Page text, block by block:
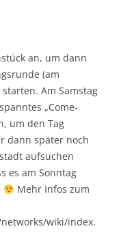
an, um dann
(am
Am Samstag
„Come-
um den Tag
dann später noch
aufsuchen
es am Sonntag
Mehr Infos zum
wiki/index.